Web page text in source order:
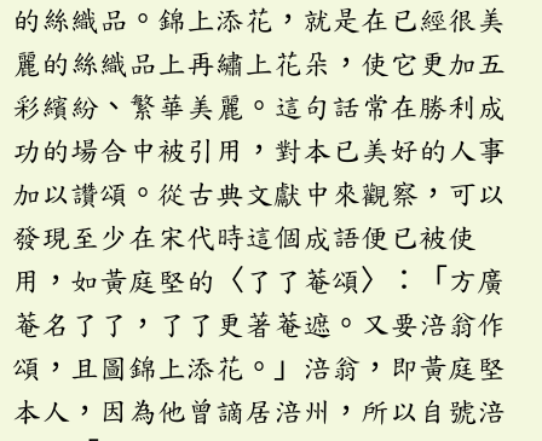
的絲織品。錦上添花，就是在已經很美
麗的絲織品上再繡上花朵，使它更加五
彩繽紛、繁華美麗。這句話常在勝利成
功的場合中被引用，對本已美好的人事
加以讚頌。從古典文獻中來觀察，可以
發現至少在宋代時這個成語便已被使
用，如黃庭堅的〈了了菴頌〉：「方廣
菴名了了，了了更著菴遮。又要涪翁作
頌，且圖錦上添花。」涪翁，即黃庭堅
本人，因為他曾謫居涪州，所以自號涪